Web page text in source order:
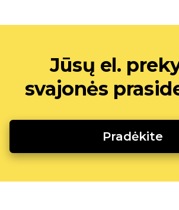
Jūsų el.
svajonės
Pradėkite